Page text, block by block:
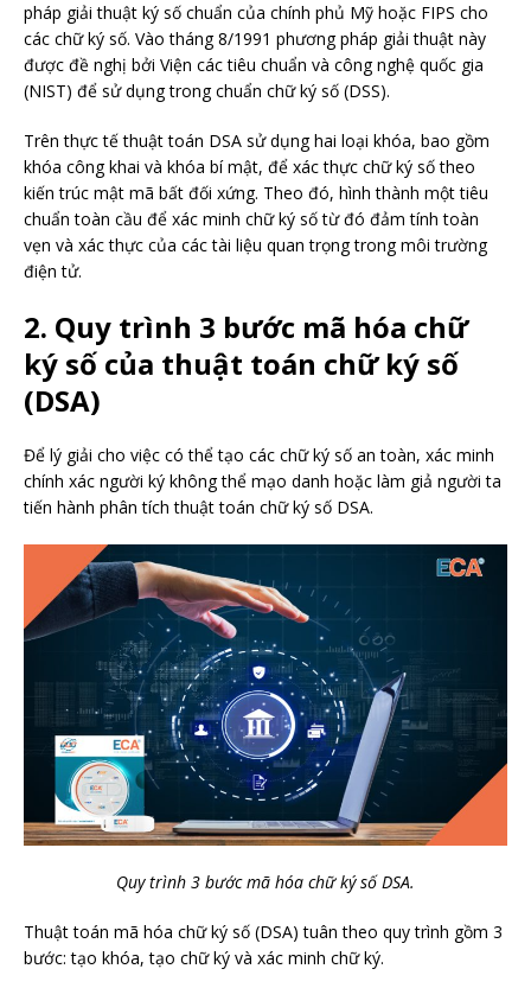
pháp giải thuật ký số chuẩn của chính phủ Mỹ hoặc FIPS cho
các chữ ký số. Vào tháng 8/1991 phương pháp giải thuật này
được đề nghị bởi Viện các tiêu chuẩn và công nghệ quốc gia
(NIST) để sử dụng trong chuẩn chữ ký số (DSS).
Trên thực tế thuật toán DSA sử dụng hai loại khóa, bao gồm
khóa công khai và khóa bí mật, để xác thực chữ ký số theo
kiến trúc mật mã bất đối xứng. Theo đó, hình thành một tiêu
chuẩn toàn cầu để xác minh chữ ký số từ đó đảm tính toàn
vẹn và xác thực của các tài liệu quan trọng trong môi trường
điện tử.
2. Quy trình 3 bước mã hóa chữ
ký số của thuật toán chữ ký số
(DSA)
Để lý giải cho việc có thể tạo các chữ ký số an toàn, xác minh
chính xác người ký không thể mạo danh hoặc làm giả người ta
tiến hành phân tích thuật toán chữ ký số DSA.
Quy trình 3 bước mã hóa chữ ký số DSA.
Thuật toán mã hóa chữ ký số (DSA) tuân theo quy trình gồm 3
bước: tạo khóa, tạo chữ ký và xác minh chữ ký.